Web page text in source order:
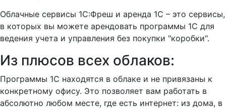
Облачные сервисы 1С:Фреш и аренда 1С – это сервисы,
в которых вы можете арендовать программы 1С для
ведения учета и управления без покупки "коробки".
Из плюсов всех облаков:
Программы 1С находятся в облаке и не привязаны к
конкретному офису. Это позволяет вам работать в
абсолютно любом месте, где есть интернет: из дома, в